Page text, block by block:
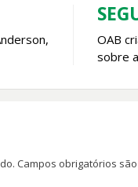
OAB
sobre
Campos obrigatórios